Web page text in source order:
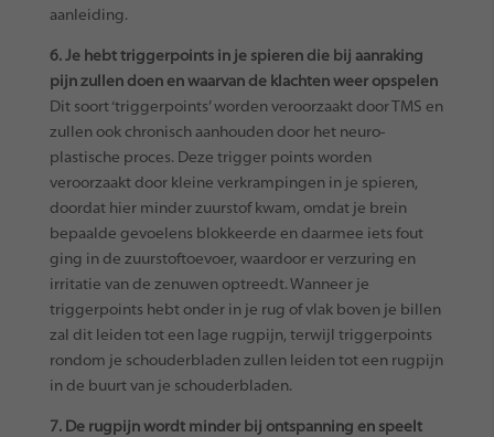
aanleiding.
6. Je hebt triggerpoints in je spieren die bij aanraking
pijn zullen doen en waarvan de klachten weer opspelen
Dit soort ‘triggerpoints’ worden veroorzaakt door TMS en
zullen ook chronisch aanhouden door het neuro-
plastische proces. Deze trigger points worden
veroorzaakt door kleine verkrampingen in je spieren,
doordat hier minder zuurstof kwam, omdat je brein
bepaalde gevoelens blokkeerde en daarmee iets fout
ging in de zuurstoftoevoer, waardoor er verzuring en
irritatie van de zenuwen optreedt. Wanneer je
triggerpoints hebt onder in je rug of vlak boven je billen
zal dit leiden tot een lage rugpijn, terwijl triggerpoints
rondom je schouderbladen zullen leiden tot een rugpijn
in de buurt van je schouderbladen.
7. De rugpijn wordt minder bij ontspanning en speelt